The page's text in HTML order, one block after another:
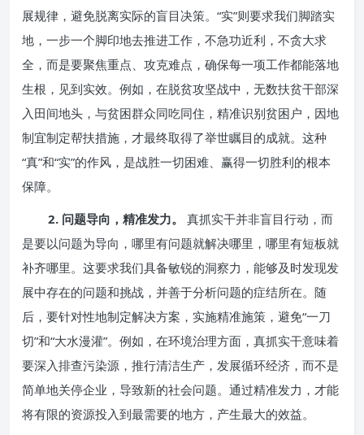
展规律，避免脱离实际的盲目决策。“实”则要求我们脚踏实
地，一步一个脚印地去推进工作，不急功近利，不贪大求
全，而是要聚焦重点、攻克难点，确保每一项工作都能落地
生根，见到实效。例如，在脱贫攻坚战中，无数扶贫干部深
入田间地头，与贫困群众同吃同住，精准识别贫困户，因地
制宜制定帮扶措施，才最终取得了举世瞩目的成就。这种
“真”和“实”的作风，是战胜一切困难、赢得一切胜利的根本
保障。
2. 问题导向，精准发力。
真抓实干并非盲目行动，而
是要以问题为导向，哪里有问题就解决哪里，哪里有短板就
补齐哪里。这要求我们具备敏锐的洞察力，能够及时发现发
展中存在的问题和挑战，并善于分析问题的症结所在。随
后，要针对性地制定解决方案，实施精准施策，避免“一刀
切”和“大水漫灌”。例如，在环境治理方面，真抓实干意味着
要深入排查污染源，推行清洁生产，发展循环经济，而不是
简单地关停企业，导致新的社会问题。通过精准发力，才能
将有限的资源投入到最需要的地方，产生最大的效益。